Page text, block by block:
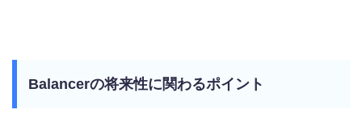
Balancerの将来性に関わるポイント